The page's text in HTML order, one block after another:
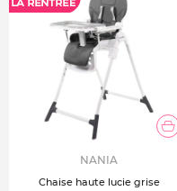
NANIA
Chaise haute lucie grise